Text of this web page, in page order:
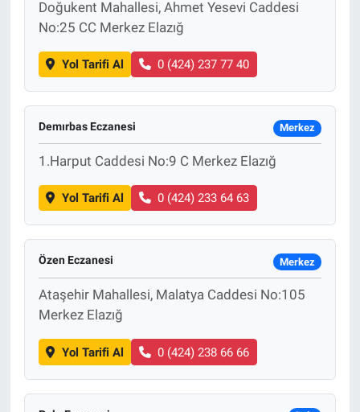
Doğukent Mahallesi, Ahmet Yesevi Caddesi
No:25 CC Merkez Elazığ
Yol Tarifi Al 0 (424) 237 77 40
Demırbas Eczanesi Merkez
1.Harput Caddesi No:9 C Merkez Elazığ
Yol Tarifi Al 0 (424) 233 64 63
Özen Eczanesi Merkez
Ataşehir Mahallesi, Malatya Caddesi No:105
Merkez Elazığ
Yol Tarifi Al 0 (424) 238 66 66